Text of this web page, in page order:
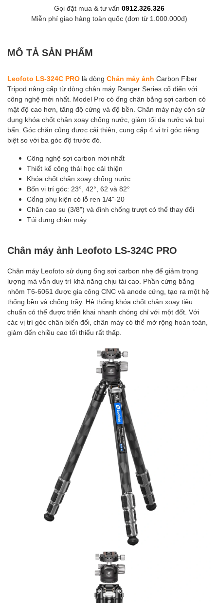
Gọi đặt mua & tư vấn 0912.326.326
Miễn phí giao hàng toàn quốc (đơn từ 1.000.000đ)
MÔ TẢ SẢN PHẨM
Leofoto LS-324C PRO là dòng Chân máy ảnh Carbon Fiber
Tripod nâng cấp từ dòng chân máy Ranger Series cổ điển với
công nghệ mới nhất. Model Pro có ống chân bằng sợi carbon có
mật độ cao hơn, tăng độ cứng và độ bền. Chân máy này còn sử
dụng khóa chốt chân xoay chống nước, giảm tối đa nước và bụi
bẩn. Góc chặn cũng được cải thiện, cung cấp 4 vị trí góc riêng
biệt so với ba góc độ trước đó.
Công nghệ sợi carbon mới nhất
Thiết kế công thái học cải thiện
Khóa chốt chân xoay chống nước
Bốn vị trí góc: 23°, 42°, 62 và 82°
Cổng phụ kiện có lỗ ren 1/4"-20
Chân cao su (3/8") và đinh chống trượt có thể thay đổi
Túi đựng chân máy
Chân máy ảnh Leofoto LS-324C PRO
Chân máy Leofoto sử dụng ống sợi carbon nhẹ để giảm trọng
lượng mà vẫn duy trì khả năng chịu tải cao. Phần cứng bằng
nhôm T6-6061 được gia công CNC và anode cứng, tạo ra một hệ
thống bền và chống trầy. Hệ thống khóa chốt chân xoay tiêu
chuẩn có thể được triển khai nhanh chóng chỉ với một đốt. Với
các vị trí góc chân biến đổi, chân máy có thể mở rộng hoàn toàn,
giảm đến chiều cao tối thiểu rất thấp.